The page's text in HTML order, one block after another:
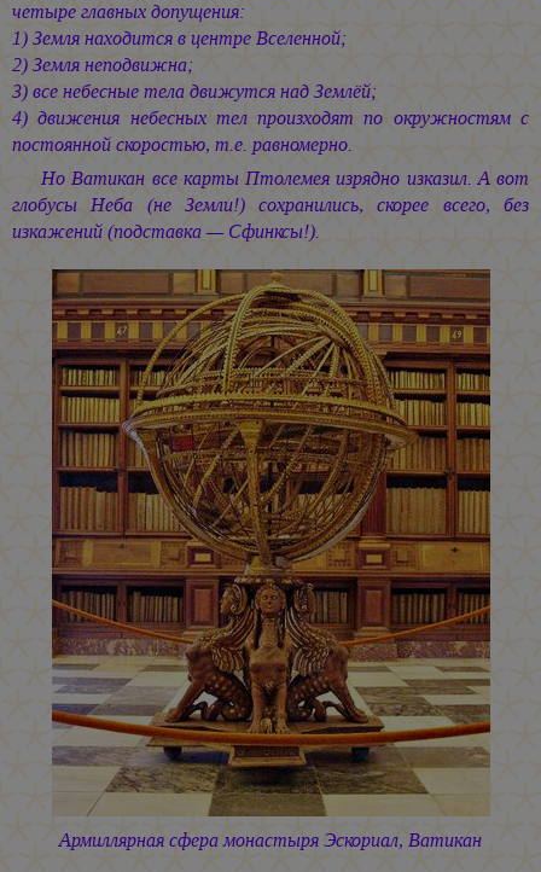
четыре главных допущения:
1) Земля находится в центре Вселенной;
2) Земля неподвижна;
3) все небесные тела движутся над Землёй;
4) движения небесных тел произходят по окружностям с
постоянной скоростью, т.е. равномерно.
Но Ватикан все карты Птолемея изрядно изказил. А вот
глобусы Неба (не Земли!) сохранились, скорее всего, без
изкажений (подставка — Сфинксы!).
Армиллярная сфера монастыря Эскориал, Ватикан